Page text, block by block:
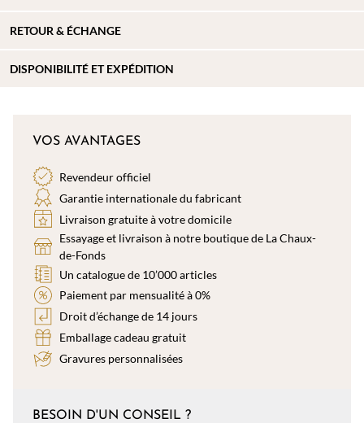
RETOUR & ÉCHANGE
DISPONIBILITÉ ET EXPÉDITION
VOS AVANTAGES
Revendeur officiel
Garantie internationale du fabricant
Livraison gratuite à votre domicile
Essayage et livraison à notre boutique de La Chaux-
de-Fonds
Un catalogue de 10’000 articles
Paiement par mensualité à 0%
Droit d’échange de 14 jours
Emballage cadeau gratuit
Gravures personnalisées
BESOIN D'UN CONSEIL ?